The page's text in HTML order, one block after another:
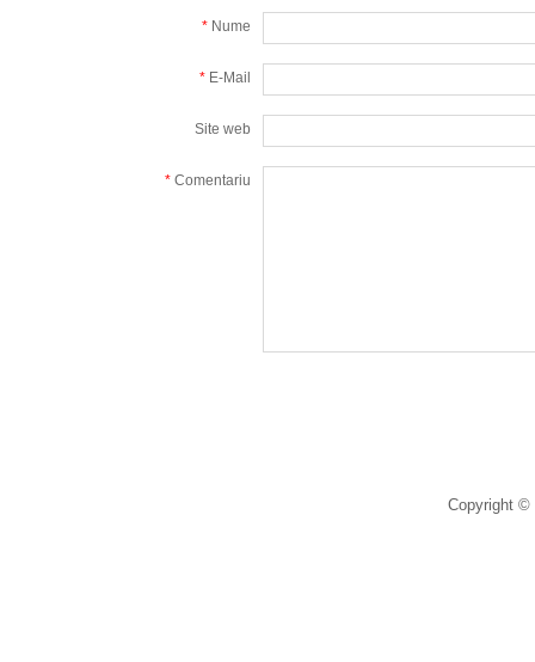
* Nume
* E-Mail
Site web
* Comentariu
Copyright ©